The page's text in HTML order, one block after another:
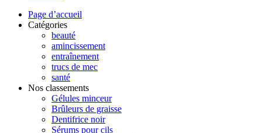
Page d’accueil
Catégories
beauté
amincissement
entraînement
trucs de mec
santé
Nos classements
Gélules minceur
Brûleurs de graisse
Dentifrice noir
Sérums pour cils